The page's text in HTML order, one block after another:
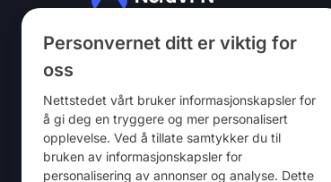
Personvernet ditt er viktig for
oss
Nettstedet vårt bruker informasjonskapsler for
å gi deg en tryggere og mer personalisert
opplevelse. Ved å tillate samtykker du til
bruken av informasjonskapsler for
personalisering av annonser og analyse. Dette
Følg oss
NordVPN
Om oss
Karriere
VPN – kostnadsfri prøveversjon